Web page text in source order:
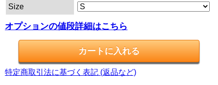
Size
オプションの値段詳細はこちら
特定商取引法に基づく表記 (返品など)